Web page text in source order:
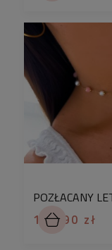
102,90 zł